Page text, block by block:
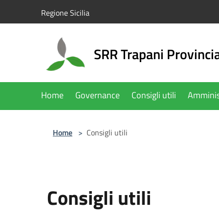
Regione Sicilia
SRR Trapani
Home Governance Consigli utili
Home > Consigli utili
Consigli utili